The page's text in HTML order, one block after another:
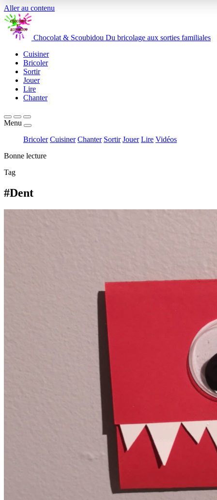
Aller au contenu
Chocolat & Scoubidou Du bricolage aux sorties familiales
Cuisiner
Bricoler
Sortir
Jouer
Lire
Chanter
Menu
Bricoler Cuisiner Chanter Sortir Jouer Lire Vidéos
Bonne lecture
Tag
#Dent